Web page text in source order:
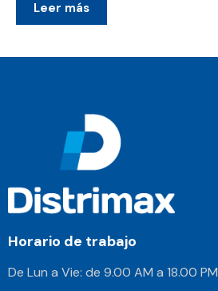
Leer más
Horario de trabajo
De Lun a Vie: de 9.00 AM a 18.00 PM